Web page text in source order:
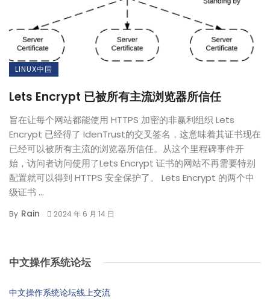
LINUX中国
Lets Encrypt 已被所有主流浏览器所信任
旨在让每个网站都能使用 HTTPS 加密的非赢利组织 Lets
Encrypt 已经得了 IdenTrust的交叉签名，这意味着其证书现在
已经可以被所有主流的浏览器所信任。从这个里程碑事件开
始，访问者访问使用了Lets Encrypt 证书的网站不再需要特别
配置就可以得到 HTTPS 安全保护了。 Lets Encrypt 的两个中
级证书 ...
By Rain 2024 年 6 月 14 日
中文操作系统论坛
中文操作系统论坛线上交流